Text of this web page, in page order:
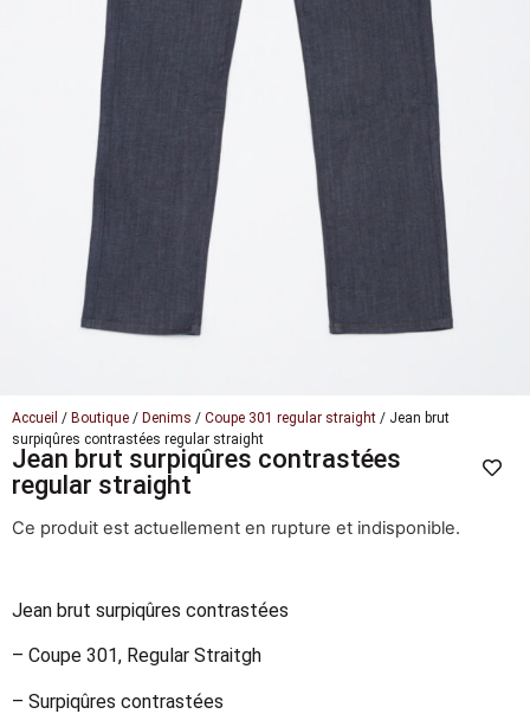
Accueil / Boutique / Denims / Coupe 301 regular straight / Jean brut
surpiqûres contrastées regular straight
Jean brut surpiqûres contrastées
regular straight
Ce produit est actuellement en rupture et indisponible.
Jean brut surpiqûres contrastées
– Coupe 301, Regular Straitgh
– Surpiqûres contrastées